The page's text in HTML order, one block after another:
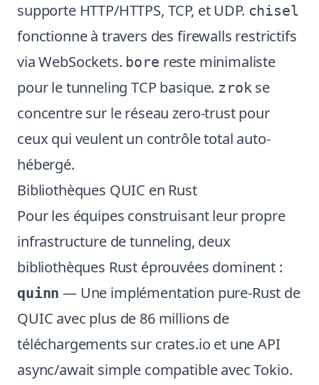
supporte HTTP/HTTPS, TCP, et UDP. chisel
fonctionne à travers des firewalls restrictifs
via WebSockets. bore reste minimaliste
pour le tunneling TCP basique. zrokse
concentre sur le réseau zero-trust pour
ceux qui veulent un contrôle total auto-
hébergé.
Bibliothèques QUIC en Rust
Pour les équipes construisant leur propre
infrastructure de tunneling, deux
bibliothèques Rust éprouvées dominent :
quinn — Une implémentation pure-Rust de
QUIC avec plus de 86 millions de
téléchargements sur crates.io et une API
async/await simple compatible avec Tokio.